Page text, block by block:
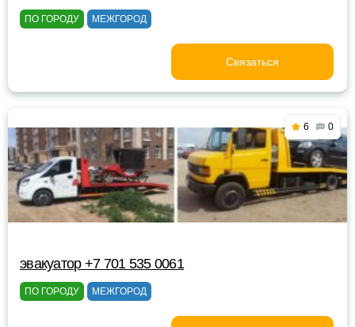
ПО ГОРОДУ МЕЖГОРОД
Связаться
6 0
эвакуатор +7 701 535 0061
ПО ГОРОДУ МЕЖГОРОД